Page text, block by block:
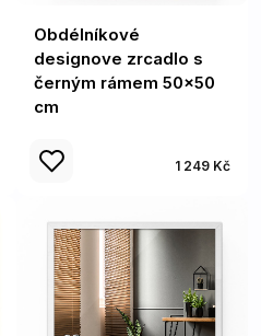
Obdélníkové
designove zrcadlo s
černým rámem 50x50
cm
1 249 Kč